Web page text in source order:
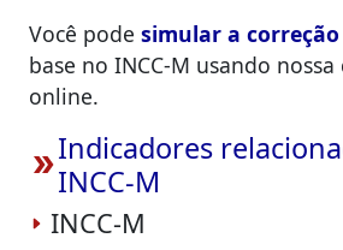
Você pode simular a
base no INCC-M usando
online.
double_arrowIndicadores
INCC-M
INCC-M